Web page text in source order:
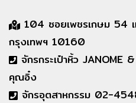
104 ซอยเพชรเกษม 54
กรุงเทพฯ 10160
จักรกระเป๋าหิ้ว
คุณอิ๋ง
จักรอุตสาหกรรม 02-